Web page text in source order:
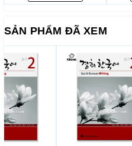
nhu cầu… nhằm giảm thiểu tối
3. Cam kết về phục vụ sau
– Tư vấn học tiếng Hàn và
cho khách hàng.
– Quý khách được hưởng
III. PHƯƠNG THỨC VẬN
SẢN PHẨM ĐÃ XEM